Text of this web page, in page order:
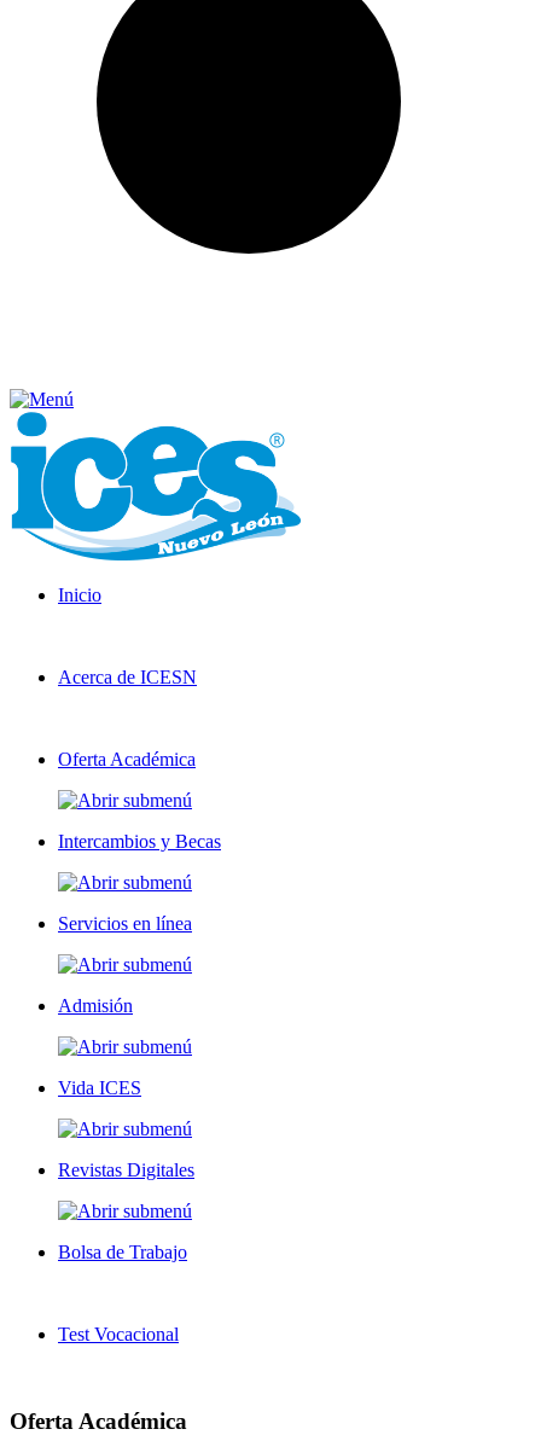
Inicio
Acerca de ICESN
Oferta Académica
Intercambios y Becas
Servicios en línea
Admisión
Vida ICES
Revistas Digitales
Bolsa de Trabajo
Test Vocacional
Oferta Académica